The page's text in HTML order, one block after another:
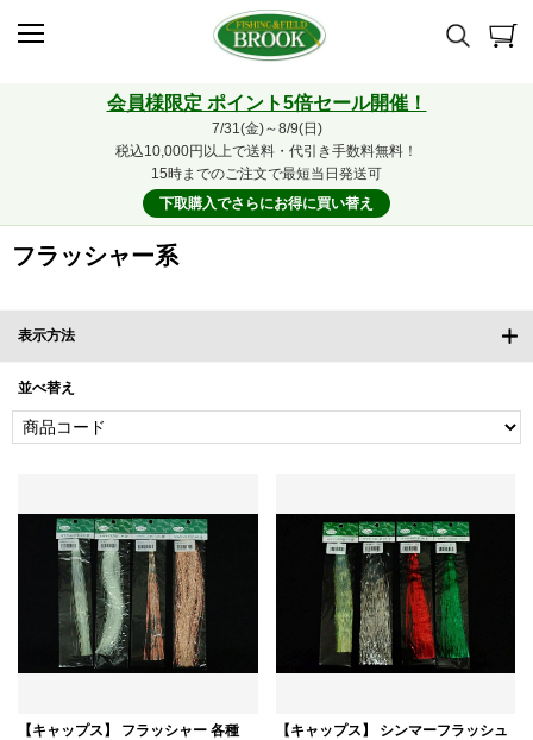
会員様限定 ポイント5倍セール開催！
7/31(金)～8/9(日)
税込10,000円以上で送料・代引き手数料無料！
15時までのご注文で最短当日発送可
下取購入でさらにお得に買い替え
フラッシャー系
表示方法
並べ替え
【キャップス】 フラッシャー 各種
【キャップス】 シンマーフラッシュ